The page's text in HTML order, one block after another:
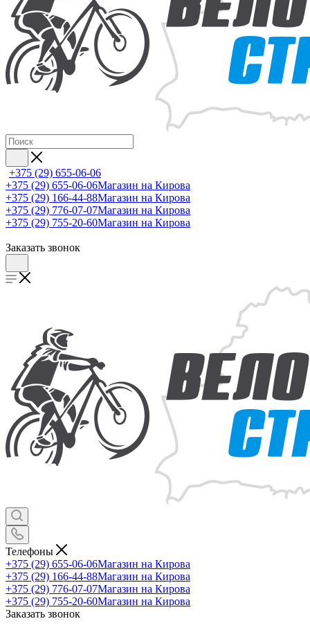
+375 (29) 655-06-06
+375 (29) 655-06-06Магазин на Кирова
+375 (29) 166-44-88Магазин на Кирова
+375 (29) 776-07-07Магазин на Кирова
+375 (29) 755-20-60Магазин на Кирова
Заказать звонок
Телефоны
+375 (29) 655-06-06Магазин на Кирова
+375 (29) 166-44-88Магазин на Кирова
+375 (29) 776-07-07Магазин на Кирова
+375 (29) 755-20-60Магазин на Кирова
Заказать звонок